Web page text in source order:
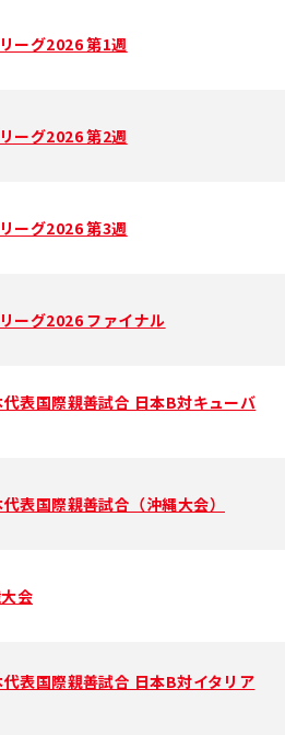
ーグ2026 第1週
ーグ2026 第2週
ーグ2026 第3週
ーグ2026 ファイナル
表国際親善試合 日本B対キューバ
表国際親善試合（沖縄大会）
会
表国際親善試合 日本B対イタリア